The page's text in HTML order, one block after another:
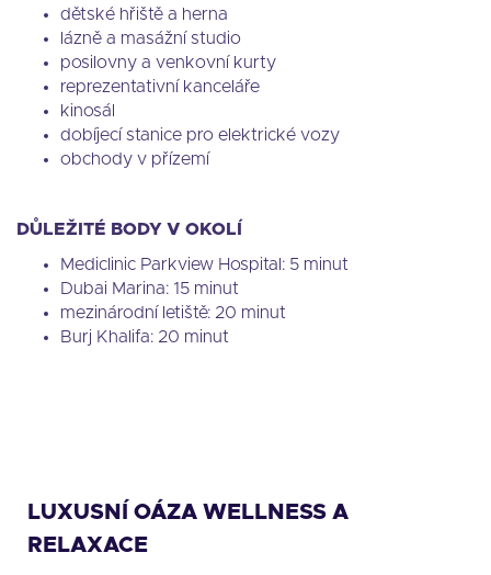
dětské hřiště a herna
lázně a masážní studio
posilovny a venkovní kurty
reprezentativní kanceláře
kinosál
dobíjecí stanice pro elektrické vozy
obchody v přízemí
DŮLEŽITÉ BODY V OKOLÍ
Mediclinic Parkview Hospital: 5 minut
Dubai Marina: 15 minut
mezinárodní letiště: 20 minut
Burj Khalifa: 20 minut
LUXUSNÍ OÁZA WELLNESS A
RELAXACE